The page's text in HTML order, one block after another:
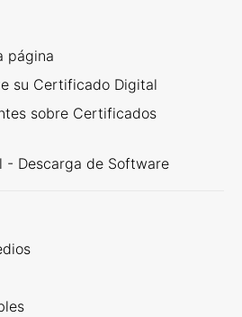
página
su Certificado Digital
sobre Certificados
Descarga de Software